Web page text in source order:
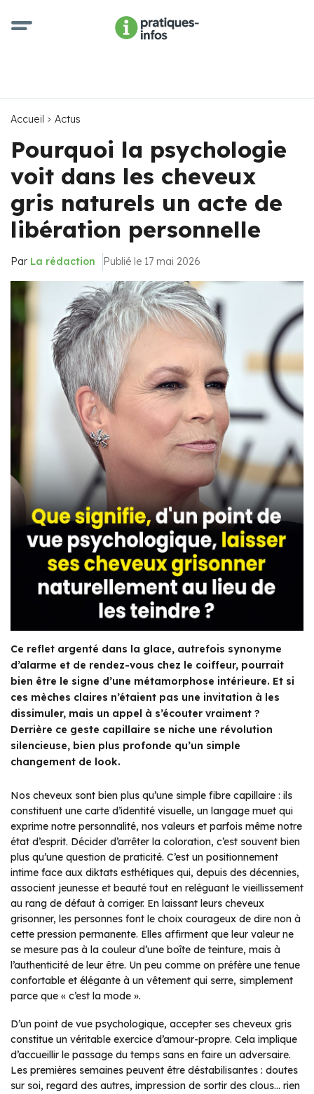
Accueil Actus
Pourquoi la psychologie
voit dans les cheveux
gris naturels un acte de
libération personnelle
Par La rédaction Publié le 17 mai 2026
Ce reflet argenté dans la glace, autrefois synonyme
d’alarme et de rendez-vous chez le coiffeur, pourrait
bien être le signe d’une métamorphose intérieure. Et si
ces mèches claires n’étaient pas une invitation à les
dissimuler, mais un appel à s’écouter vraiment ?
Derrière ce geste capillaire se niche une révolution
silencieuse, bien plus profonde qu’un simple
changement de look.
Nos cheveux sont bien plus qu’une simple fibre capillaire : ils
constituent une carte d’identité visuelle, un langage muet qui
exprime notre personnalité, nos valeurs et parfois même notre
état d’esprit. Décider d’arrêter la coloration, c’est souvent bien
plus qu’une question de praticité. C’est un positionnement
intime face aux diktats esthétiques qui, depuis des décennies,
associent jeunesse et beauté tout en reléguant le vieillissement
au rang de défaut à corriger. En laissant leurs cheveux
grisonner, les personnes font le choix courageux de dire non à
cette pression permanente. Elles affirment que leur valeur ne
se mesure pas à la couleur d’une boîte de teinture, mais à
l’authenticité de leur être. Un peu comme on préfère une tenue
confortable et élégante à un vêtement qui serre, simplement
parce que « c’est la mode ».
D’un point de vue psychologique, accepter ses cheveux gris
constitue un véritable exercice d’amour-propre. Cela implique
d’accueillir le passage du temps sans en faire un adversaire.
Les premières semaines peuvent être déstabilisantes : doutes
sur soi, regard des autres, impression de sortir des clous… rien